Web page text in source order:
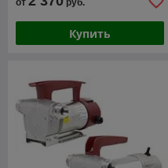
от руб.
Купить